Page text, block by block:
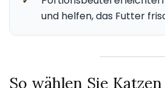
und helfen, das Futter
So wählen Sie